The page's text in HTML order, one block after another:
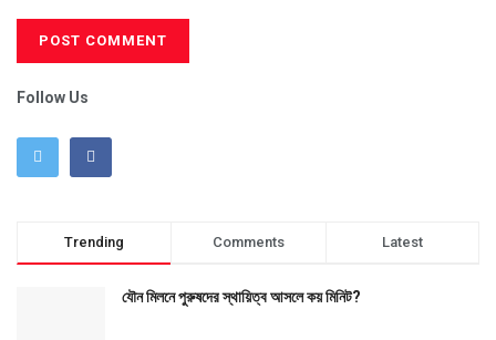
Follow Us
Trending Comments Latest
যৌন মিলনে পুরুষদের স্থায়িত্ব আসলে কয় মিনিট?